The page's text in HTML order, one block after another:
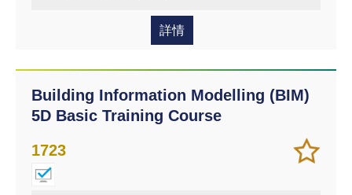
詳情
Building Information Modelling (BIM)
5D Basic Training Course
加
入/
儲存
課程
1723